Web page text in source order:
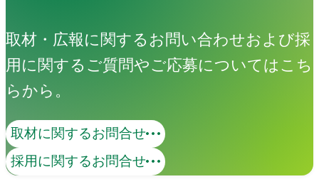
取材・広報に関するお問い合わせおよび採
用に関するご質問やご応募についてはこち
らから。
取材に関するお問合せ
採用に関するお問合せ